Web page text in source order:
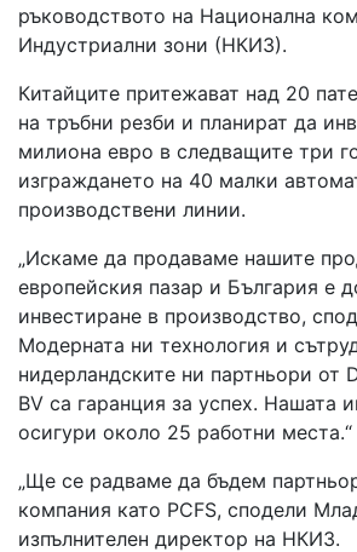
ръководството на Национална
Индустриални зони (НКИЗ).
Китайците притежават над 20
на тръбни резби и планират да
милиона евро в следващите три
изграждането на 40 малки
производствени линии.
„Искаме да продаваме нашите
европейския пазар и България е
инвестиране в производство,
Модерната ни технология и
нидерландските ни партньори от
BV са гаранция за успех. Нашата
осигури около 25 работни места.“
„Ще се радваме да бъдем
компания като PCFS, сподели
изпълнителен директор на НКИЗ.